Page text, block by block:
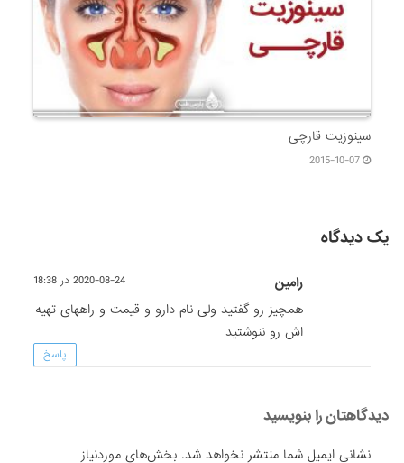
سینوزیت قارچی
2015-10-07
یک دیدگاه
رامین 2020-08-24 در 18:38
همچیز رو گفتید ولی نام دارو و قیمت و راههای تهیه
اش رو ننوشتید
پاسخ
دیدگاهتان را بنویسید
نشانی ایمیل شما منتشر نخواهد شد. بخش‌های موردنیاز